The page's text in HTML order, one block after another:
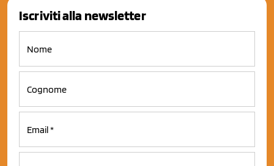
Iscriviti alla newsletter